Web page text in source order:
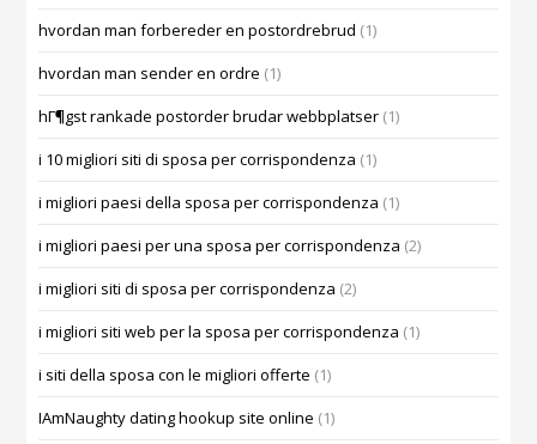
hvordan man forbereder en postordrebrud (1)
hvordan man sender en ordre (1)
hГ¶gst rankade postorder brudar webbplatser (1)
i 10 migliori siti di sposa per corrispondenza (1)
i migliori paesi della sposa per corrispondenza (1)
i migliori paesi per una sposa per corrispondenza (2)
i migliori siti di sposa per corrispondenza (2)
i migliori siti web per la sposa per corrispondenza (1)
i siti della sposa con le migliori offerte (1)
IAmNaughty dating hookup site online (1)